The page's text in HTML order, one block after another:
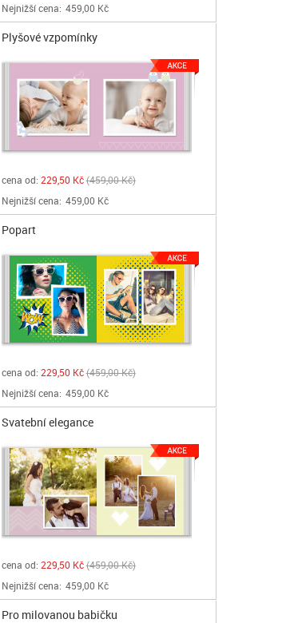
Nejnižší cena: 459,00 Kč
Plyšové vzpomínky
cena od: 229,50 Kč 459,00 Kč
Nejnižší cena: 459,00 Kč
Popart
cena od: 229,50 Kč 459,00 Kč
Nejnižší cena: 459,00 Kč
Svatební elegance
cena od: 229,50 Kč 459,00 Kč
Nejnižší cena: 459,00 Kč
Pro milovanou babičku